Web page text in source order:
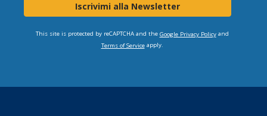
Iscrivimi alla Newsletter
This site is protected by reCAPTCHA and the Google Privacy Policyand
Terms of Serviceapply.